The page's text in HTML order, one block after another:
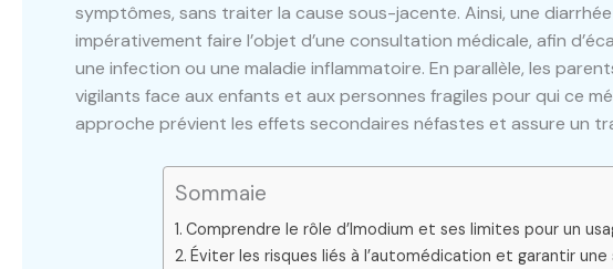
symptômes, sans traiter la cause sous-jacente. Ainsi, une
impérativement faire l’objet d’une consultation médicale, afin
une infection ou une maladie inflammatoire. En parallèle, les
vigilants face aux enfants et aux personnes fragiles pour qui ce
approche prévient les effets secondaires néfastes et assure un
Sommaie
Comprendre le rôle d’Imodium et ses limites pour un
Éviter les risques liés à l’automédication et garantir